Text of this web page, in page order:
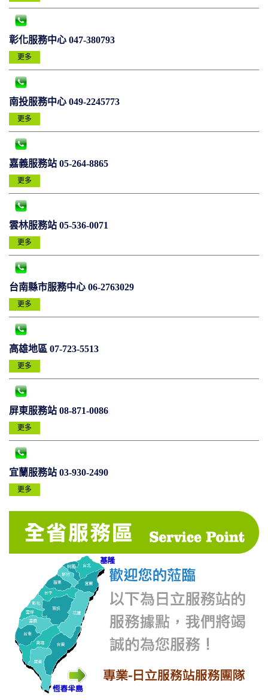
彰化服務中心 047-380793
更多
南投服務中心 049-2245773
更多
嘉義服務站 05-264-8865
更多
雲林服務站 05-536-0071
更多
台南縣市服務中心 06-2763029
更多
高雄地區 07-723-5513
更多
屏東服務站 08-871-0086
更多
宜蘭服務站 03-930-2490
更多